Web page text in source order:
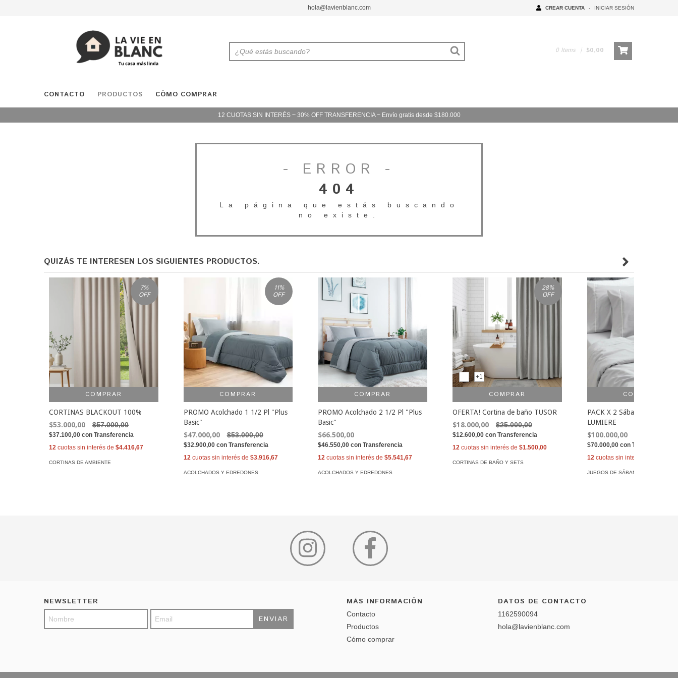
hola@lavienblanc.com CREAR CUENTA - INICIAR SESIÓN
0 Items | $0,00
CONTACTO PRODUCTOS CÓMO COMPRAR
12 CUOTAS SIN INTERÉS ~ 30% OFF TRANSFERENCIA ~ Envío gratis desde $180.000
- ERROR -
404
La página que estás buscando
no existe.
QUIZÁS TE INTERESEN LOS SIGUIENTES PRODUCTOS.
7%
OFF
COMPRAR
CORTINAS BLACKOUT 100%
$53.000,00
$57.000,00
$37.100,00 con Transferencia
12 cuotas sin interés de $4.416,67
CORTINAS DE AMBIENTE
11%
OFF
COMPRAR
PROMO Acolchado 1 1/2 Pl "Plus
Basic"
$47.000,00
$53.000,00
$32.900,00 con Transferencia
12 cuotas sin interés de $3.916,67
ACOLCHADOS Y EDREDONES
COMPRAR
PROMO Acolchado 2 1/2 Pl "Plus
Basic"
$66.500,00
$46.550,00con Transferencia
12 cuotas sin interés de$5.541,67
ACOLCHADOS Y EDREDONES
28%
OFF
+1
COMPRAR
OFERTA! Cortina de baño TUSOR
$18.000,00
$25.000,00
$12.600,00 con Transferencia
12 cuotas sin interés de $1.500,00
CORTINAS DE BAÑO Y SETS
COMPRAR
PACK X 2 Sábanas QUEEN
LUMIERE
$100.000,00
$70.000,00 con Transferencia
12 cuotas sin interés de
JUEGOS DE SÁBANAS
NEWSLETTER MÁS INFORMACIÓN
Contacto
Productos
Cómo comprar
DATOS DE CONTACTO
1162590094
hola@lavienblanc.com